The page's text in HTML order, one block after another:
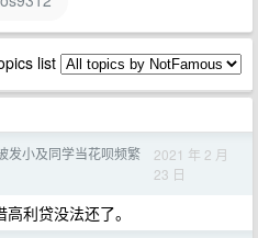
list
发小及同学当花呗频繁
2021 年 2 月
23 日
利贷没法还了。